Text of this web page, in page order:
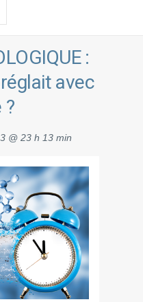
:
avec
?
@ 23 h 13 min